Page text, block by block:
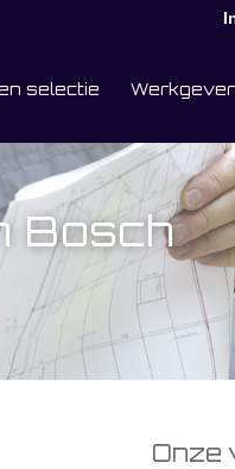
selectie
Bosch
Onze